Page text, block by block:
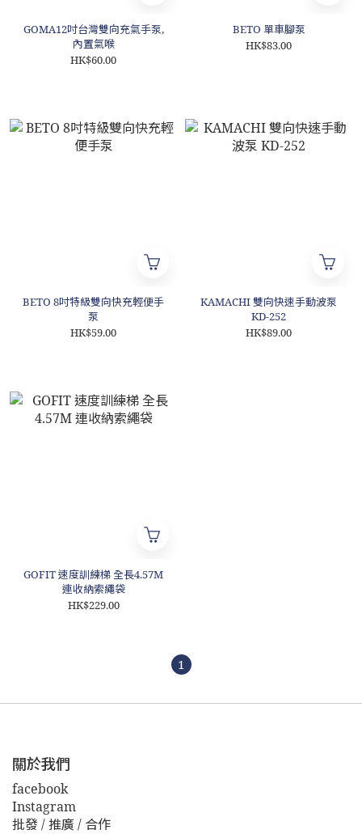
GOMA12吋台灣雙向充氣手泵,
內置氣喉
HK$60.00
BETO 單車腳泵
HK$83.00
BETO 8吋特級雙向快充輕便手
泵
HK$59.00
KAMACHI 雙向快速手動波泵
KD-252
HK$89.00
GOFIT 速度訓練梯 全長4.57M
連收納索繩袋
HK$229.00
1
關於我們
facebook
Instagram
批發 / 推廣 / 合作